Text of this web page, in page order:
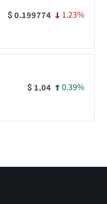
$0.199774 1.23%
$ 1.04 0.39%